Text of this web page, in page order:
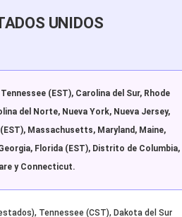
UNIDOS
(EST), Carolina del Sur, Rhode
del Norte, Nueva York, Nueva Jersey,
Massachusetts, Maryland, Maine,
Florida (EST), Distrito de Columbia,
y Connecticut.
Tennessee (CST), Dakota del Sur